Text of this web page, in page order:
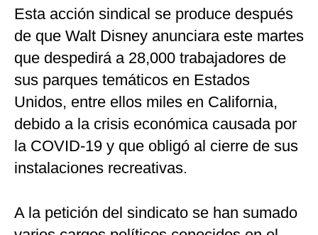
Esta acción sindical se produce después
de que Walt Disney anunciara este martes
que despedirá a 28,000 trabajadores de
sus parques temáticos en Estados
Unidos, entre ellos miles en California,
debido a la crisis económica causada por
la COVID-19 y que obligó al cierre de sus
instalaciones recreativas.
A la petición del sindicato se han sumado